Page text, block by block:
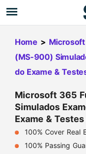
Home > Microsoft
(MS-900)
do Exame &
Microsoft 365
Simulados
Exame &
100% Cover Real
100% Passing